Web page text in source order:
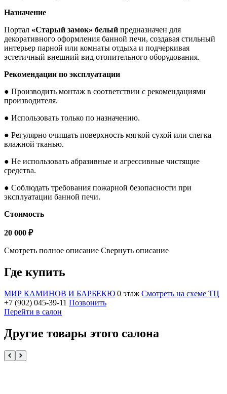
Назначение
Портал «Старый замок» белый предназначен для
декоративного оформления банной печи, создавая стильный
интерьер парной или комнаты отдыха и подчеркивая
эстетичный внешний вид отопительного оборудования.
Рекомендации по эксплуатации
● Производить монтаж в соответствии с рекомендациями
производителя.
● Использовать только по назначению.
● Регулярно очищать поверхность мягкой сухой или слегка
влажной тканью.
● Не использовать абразивные и агрессивные чистящие
средства.
● Соблюдать требования пожарной безопасности при
эксплуатации банной печи.
Стоимость
20 000 ₽
Смотреть полное описание Свернуть описание
Где купить
МИР КАМИНОВ И БАРБЕКЮ 0 этаж Смотреть на схеме ТЦ
+7 (902) 045-39-11 Позвонить
Перейти в салон
Другие товары этого салона